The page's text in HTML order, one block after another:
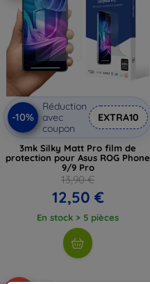
-10%
Réduction
avec
coupon
EXTRA10
3mk Silky Matt Pro film de
protection pour Asus ROG Phone
9/9 Pro
13,90 €
12,50 €
En stock > 5 pièces